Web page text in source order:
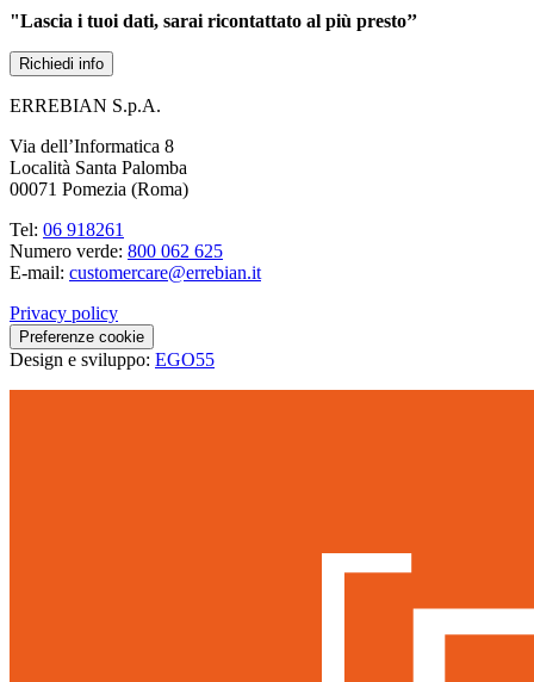
"Lascia i tuoi dati, sarai ricontattato al più presto’’
Richiedi info
ERREBIAN S.p.A.
Via dell’Informatica 8
Località Santa Palomba
00071 Pomezia (Roma)
Tel: 06 918261
Numero verde: 800 062 625
E-mail: customercare@errebian.it
Privacy policy
Preferenze cookie
Design e sviluppo: EGO55